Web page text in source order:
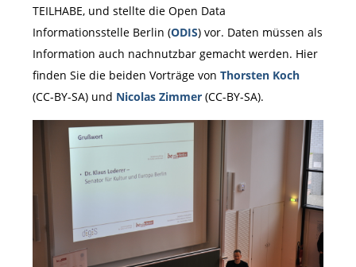
TEILHABE, und stellte die Open Data
Informationsstelle Berlin (ODIS) vor. Daten müssen als
Information auch nachnutzbar gemacht werden. Hier
finden Sie die beiden Vorträge von Thorsten Koch
(CC-BY-SA) und Nicolas Zimmer(CC-BY-SA).